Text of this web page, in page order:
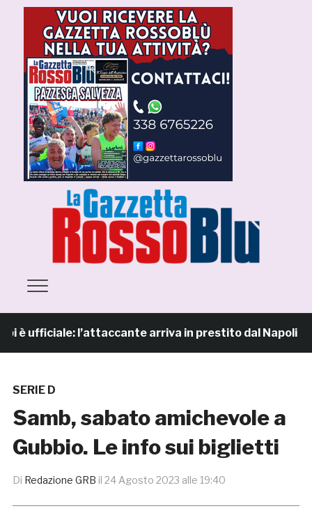
ufficiale: l’attaccante arriva in prestito dal Napoli
SERIE D
Samb, sabato amichevole a
Gubbio. Le info sui biglietti
Di Redazione GRB il 24 Agosto 2023 alle 19:40